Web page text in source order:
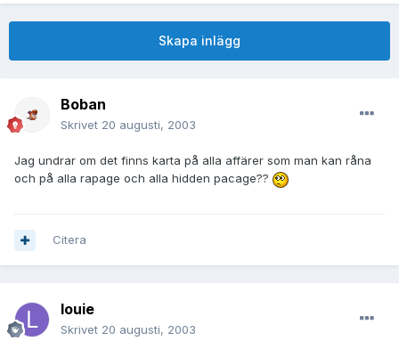
Skapa inlägg
Boban
Skrivet 20 augusti, 2003
Jag undrar om det finns karta på alla affärer som man kan råna
och på alla rapage och alla hidden pacage??
Citera
louie
Skrivet 20 augusti, 2003